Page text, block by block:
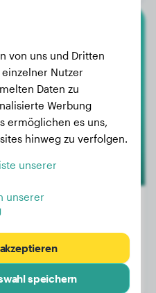
2 Jahre, 11 Monate
von uns und Dritten
Nutzer
Daten zu
Werbung
ermöglichen es uns,
hinweg zu verfolgen.
unserer
unserer
speichern